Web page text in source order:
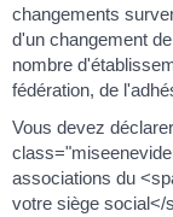
changements
d'un changement
nombre
fédération, de
Vous devez
associations du
votre siège social</